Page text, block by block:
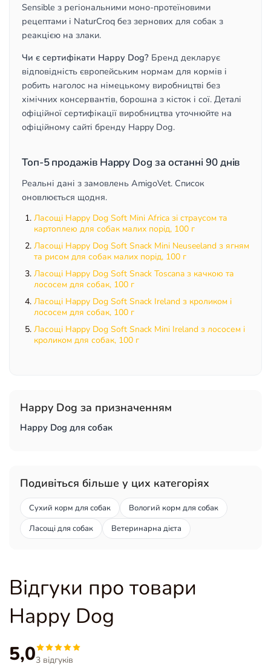
Sensible з регіональними моно-протеїновими
рецептами і NaturCroq без зернових для собак з
реакцією на злаки.
Чи є сертифікати Happy Dog? Бренд декларує
відповідність європейським нормам для кормів і
робить наголос на німецькому виробництві без
хімічних консервантів, борошна з кісток і сої. Деталі
офіційної сертифікації виробництва уточнюйте на
офіційному сайті бренду Happy Dog.
Топ-5 продажів Happy Dog за останні 90 днів
Реальні дані з замовлень AmigoVet. Список
оновлюється щодня.
Ласощі Happy Dog Soft Mini Africa зі страусом та
картоплею для собак малих порід, 100 г
Ласощі Happy Dog Soft Snack Mini Neuseeland з ягням
та рисом для собак малих порід, 100 г
Ласощі Happy Dog Soft Snack Toscana з качкою та
лососем для собак, 100 г
Ласощі Happy Dog Soft Snack Ireland з кроликом і
лососем для собак, 100 г
Ласощі Happy Dog Soft Snack Mini Ireland з лососем і
кроликом для собак, 100 г
Happy Dog за призначенням
Happy Dog для собак
Подивіться більше у цих категоріях
Сухий корм для собак
Вологий корм для собак
Ласощі для собак
Ветеринарна дієта
Відгуки про товари
Happy Dog
5,03 відгуків